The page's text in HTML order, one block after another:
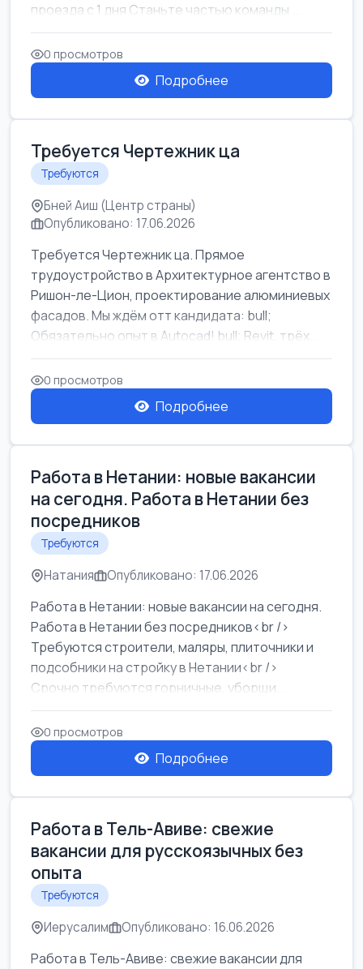
проезда с 1 дня Станьте частью команды ...
0 просмотров
Подробнее
Требуется Чертежник ца
Требуются
Бней Аиш (Центр страны)
Опубликовано: 17.06.2026
Требуется Чертежник ца. Прямое
трудоустройство в Архитектурное агентство в
Ришон-ле-Цион, проектирование алюминиевых
фасадов. Мы ждём отт кандидата: bull;
Обязательно опыт в Autocad! bull; Revit, трёх...
0 просмотров
Подробнее
Работа в Нетании: новые вакансии
на сегодня. Работа в Нетании без
посредников
Требуются
Натания Опубликовано: 17.06.2026
Работа в Нетании: новые вакансии на сегодня.
Работа в Нетании без посредников<br />
Требуются строители, маляры, плиточники и
подсобники на стройку в Нетании<br />
Срочно требуются горничные, уборщи...
0 просмотров
Подробнее
Работа в Тель-Авиве: свежие
вакансии для русскоязычных без
опыта
Требуются
Иерусалим Опубликовано: 16.06.2026
Работа в Тель-Авиве: свежие вакансии для